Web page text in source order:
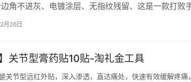
角不进灰、电镀涂层、无指纹残留、这是一款打败
贴坏包赔】 下单口令：￥lBEb2Zt7Whq￥ 领淘礼金下
月26日
关节型膏药贴10贴-淘礼金工具
关节型远红外贴，深入渗透，直达痛处，快速有效缓解疼